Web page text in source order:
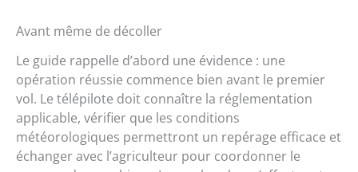
Avant même de décoller
Le guide rappelle d’abord une évidence : une
opération réussie commence bien avant le premier
vol. Le télépilote doit connaître la réglementation
applicable, vérifier que les conditions
météorologiques permettront un repérage efficace et
échanger avec l’agriculteur pour coordonner le